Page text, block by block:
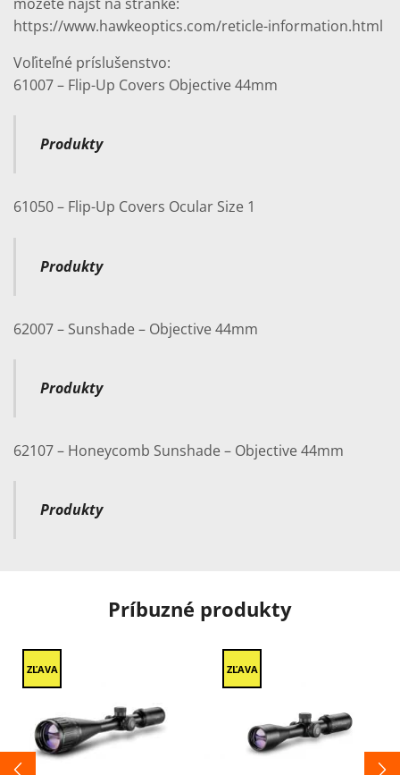
https://www.hawkeoptics.com/reticle-information.html
Voľiteľné príslušenstvo:
61007 – Flip-Up Covers Objective 44mm
Produkty
61050 – Flip-Up Covers Ocular Size 1
Produkty
62007 – Sunshade – Objective 44mm
Produkty
62107 – Honeycomb Sunshade – Objective 44mm
Produkty
Príbuzné produkty
ZĽAVA ZĽAVA